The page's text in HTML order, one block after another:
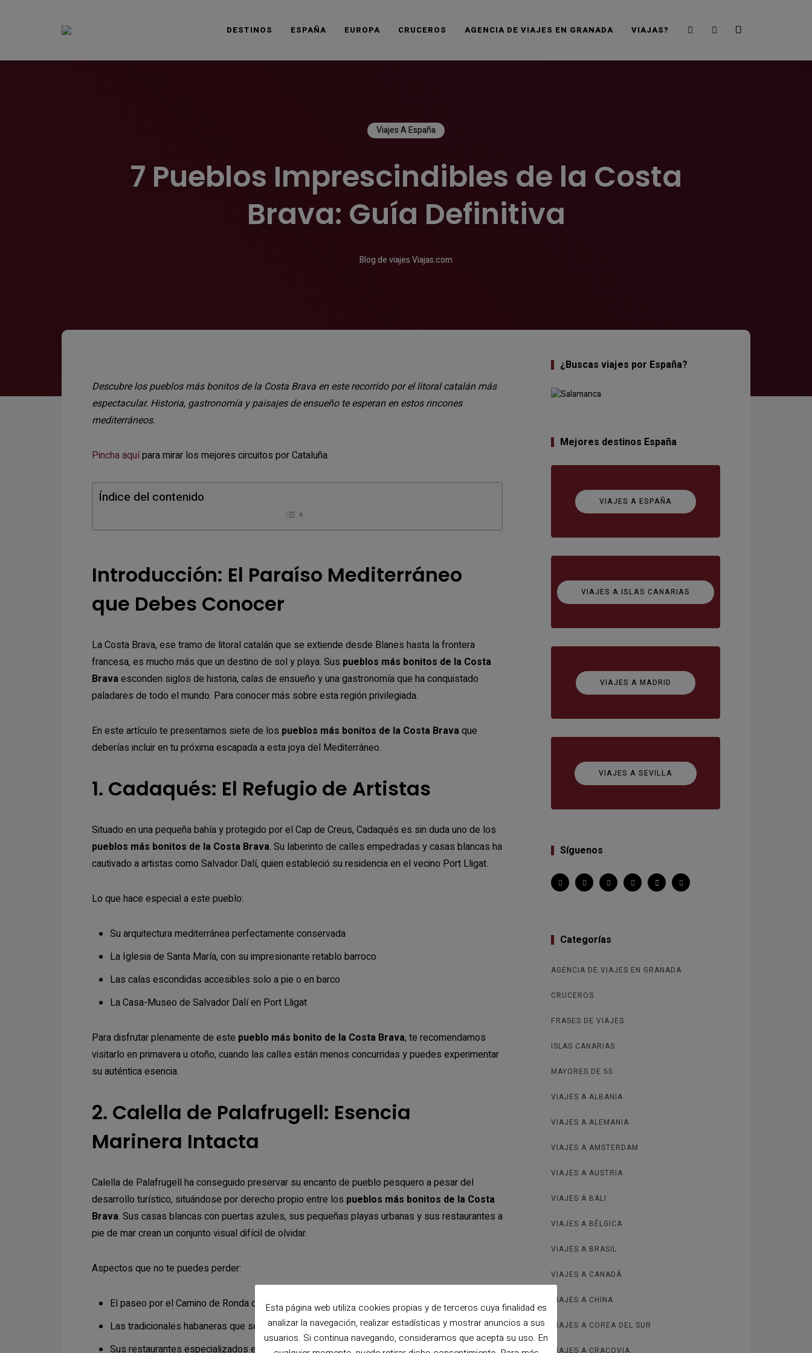
DESTINOS ESPAÑA EUROPA CRUCEROS AGENCIA DE VIAJES EN GRANADA VIAJAS? SearchSidebar
Viajes A España
7 Pueblos Imprescindibles de la Costa
Brava: Guía Definitiva
Blog de viajes Viajas.com
Descubre los pueblos más bonitos de la Costa Brava en este recorrido por el litoral catalán más
espectacular. Historia, gastronomía y paisajes de ensueño te esperan en estos rincones
mediterráneos.
Pincha aquípara mirar los mejores circuitos por Cataluña
Índice del contenido
Introducción: El Paraíso Mediterráneo
que Debes Conocer
La Costa Brava, ese tramo de litoral catalán que se extiende desde Blanes hasta la frontera
francesa, es mucho más que un destino de sol y playa. Sus pueblos más bonitos de la Costa
Brava esconden siglos de historia, calas de ensueño y una gastronomía que ha conquistado
paladares de todo el mundo. Para conocer más sobre esta región privilegiada.
En este artículo te presentamos siete de los pueblos más bonitos de la Costa Brava que
deberías incluir en tu próxima escapada a esta joya del Mediterráneo.
1. Cadaqués: El Refugio de Artistas
Situado en una pequeña bahía y protegido por el Cap de Creus, Cadaqués es sin duda uno de los
pueblos más bonitos de la Costa Brava. Su laberinto de calles empedradas y casas blancas ha
cautivado a artistas como Salvador Dalí, quien estableció su residencia en el vecino Port Lligat.
Lo que hace especial a este pueblo:
Su arquitectura mediterránea perfectamente conservada
La Iglesia de Santa María, con su impresionante retablo barroco
Las calas escondidas accesibles solo a pie o en barco
La Casa-Museo de Salvador Dalí en Port Lligat
Para disfrutar plenamente de este pueblo más bonito de la Costa Brava, te recomendamos
visitarlo en primavera u otoño, cuando las calles están menos concurridas y puedes experimentar
su auténtica esencia.
2. Calella de Palafrugell: Esencia
Marinera Intacta
Calella de Palafrugell ha conseguido preservar su encanto de pueblo pesquero a pesar del
desarrollo turístico, situándose por derecho propio entre los pueblos más bonitos de la Costa
Brava. Sus casas blancas con puertas azules, sus pequeñas playas urbanas y sus restaurantes a
pie de mar crean un conjunto visual difícil de olvidar.
Aspectos que no te puedes perder:
El paseo por el Camino de Ronda que conecta con Llafranc
Las tradicionales habaneras que se celebran cada primer sábado de julio
Sus restaurantes especializados en pescado fresco y “suquet de peix”
¿Buscas viajes por España?
Mejores destinos España
VIAJES A ESPAÑA
VIAJES A ISLAS CANARIAS
VIAJES A MADRID
VIAJES A SEVILLA
Síguenos
Categorías
AGENCIA DE VIAJES EN GRANADA
CRUCEROS
FRASES DE VIAJES
ISLAS CANARIAS
MAYORES DE 55
VIAJES A ALBANIA
VIAJES A ALEMANIA
VIAJES A AMSTERDAM
VIAJES A AUSTRIA
VIAJES A BALI
VIAJES A BÉLGICA
VIAJES A BRASIL
VIAJES A CANADÁ
VIAJES A CHINA
VIAJES A COREA DEL SUR
VIAJES A CRACOVIA
Esta página web utiliza cookies propias y de terceros cuya finalidad es
analizar la navegación, realizar estadísticas y mostrar anuncios a sus
usuarios. Si continua navegando, consideramos que acepta su uso. En